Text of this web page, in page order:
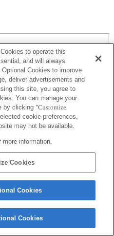
บันทึกด้วยไมโครโฟนภายใน
to operate this
and will always
Cookies to improve
deliver advertisements and
this site, you agree to
You can manage your
by clicking "Customize
cookie preferences,
may not be available.
more information.
Cookies
Cookies
Cookies